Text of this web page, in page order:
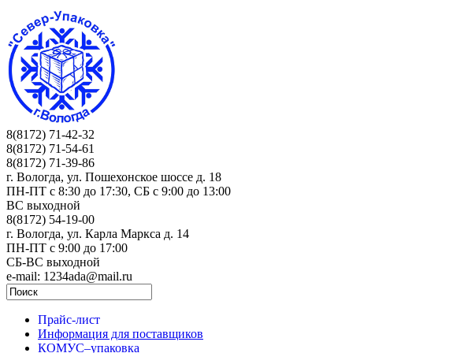
8(8172) 71-42-32
8(8172) 71-54-61
8(8172) 71-39-86
г. Вологда, ул. Пошехонское шоссе д. 18
ПН-ПТ c 8:30 до 17:30, СБ с 9:00 до 13:00
ВС выходной
8(8172) 54-19-00
г. Вологда, ул. Карла Маркса д. 14
ПН-ПТ c 9:00 до 17:00
СБ-ВС выходной
e-mail: 1234ada@mail.ru
Прайс-лист
Информация для поставщиков
КОМУС–упаковка